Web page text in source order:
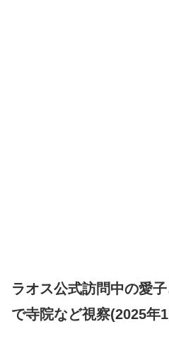
ラオス公式訪問中の愛
で寺院など視察(2025年